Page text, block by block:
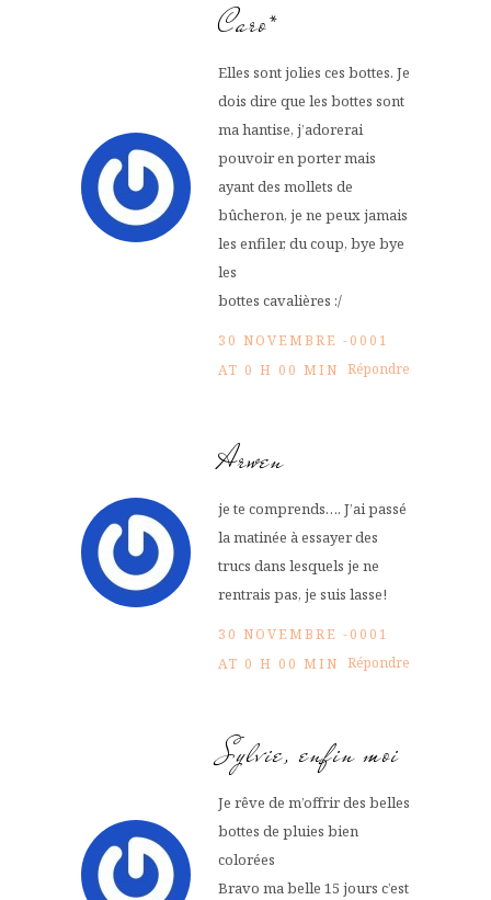
Caro*
Elles sont jolies ces bottes. Je
dois dire que les bottes sont
ma hantise, j’adorerai
pouvoir en porter mais
ayant des mollets de
bûcheron, je ne peux jamais
les enfiler, du coup, bye bye
les
bottes cavalières :/
30 NOVEMBRE -0001
AT 0 H 00 MIN Répondre
Arwen
je te comprends…. J’ai passé
la matinée à essayer des
trucs dans lesquels je ne
rentrais pas, je suis lasse!
30 NOVEMBRE -0001
AT 0 H 00 MIN Répondre
Sylvie, enfin moi
Je rêve de m’offrir des belles
bottes de pluies bien
colorées
Bravo ma belle 15 jours c’est